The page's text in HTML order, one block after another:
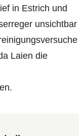
in Estrich und
unsichtbar
Laien die